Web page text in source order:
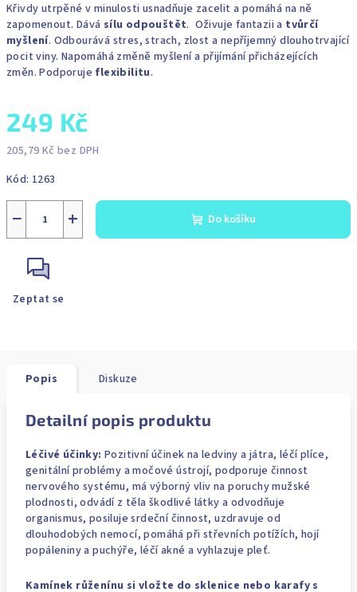
Křivdy utrpěné v minulosti usnadňuje zacelit a pomáhá na ně
zapomenout. Dává sílu odpouštět. Oživuje fantazii a tvůrčí
myšlení. Odbourává stres, strach, zlost a nepříjemný dlouhotrvající
pocit viny. Napomáhá změně myšlení a přijímání přicházejících
změn. Podporuje flexibilitu.
249 Kč
205,79 Kč bez DPH
cena:
Kód: 1263
+
− Do košíku
Zeptat se
Popis Diskuze
Detailní popis produktu
Léčivé účinky: Pozitivní účinek na ledviny a játra, léčí plíce,
genitální problémy a močové ústrojí, podporuje činnost
nervového systému, má výborný vliv na poruchy mužské
plodnosti, odvádí z těla škodlivé látky a odvodňuje
organismus, posiluje srdeční činnost, uzdravuje od
dlouhodobých nemocí, pomáhá při střevních potížích, hojí
popáleniny a puchýře, léčí akné a vyhlazuje pleť.
Kamínek růženínu si vložte do sklenice nebo karafy s